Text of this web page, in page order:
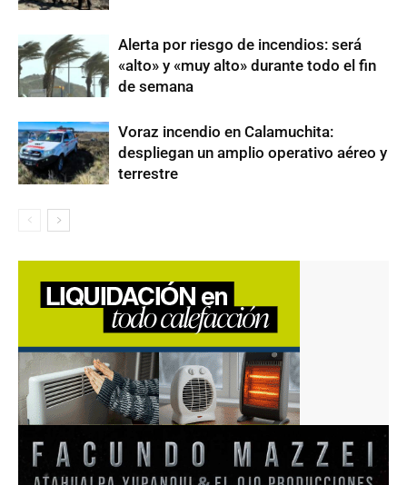
Alerta por riesgo de incendios: será
«alto» y «muy alto» durante todo el fin
de semana
Voraz incendio en Calamuchita:
despliegan un amplio operativo aéreo y
terrestre